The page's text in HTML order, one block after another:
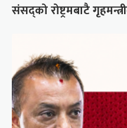
संसद्को रोष्ट्रमबाटै